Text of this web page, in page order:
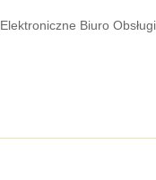
Elektroniczne Biuro